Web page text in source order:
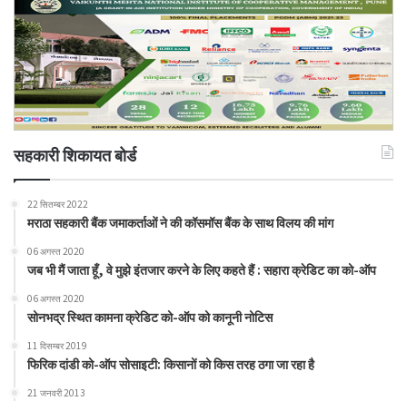
सहकारी शिकायत बोर्ड
22 सितम्बर 2022
मराठा सहकारी बैंक जमाकर्ताओं ने की कॉसमॉस बैंक के साथ विलय की मांग
06 अगस्त 2020
जब भी मैं जाता हूँ, वे मुझे इंतजार करने के लिए कहते हैं : सहारा क्रेडिट का को-ऑप
06 अगस्त 2020
सोनभद्र स्थित कामना क्रेडिट को-ऑप को कानूनी नोटिस
11 दिसम्बर 2019
फिरिक दांडी को-ऑप सोसाइटी: किसानों को किस तरह ठगा जा रहा है
21 जनवरी 2013